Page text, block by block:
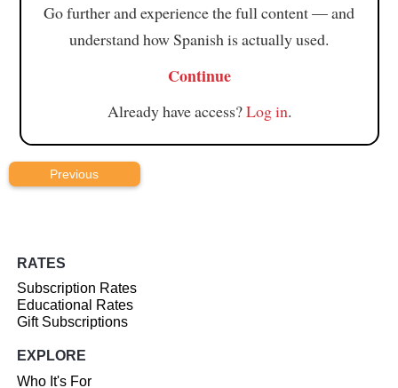
Go further and experience the full content — and
understand how Spanish is actually used.
Continue
Already have access?Log in.
Previous
RATES
Subscription Rates
Educational Rates
Gift Subscriptions
EXPLORE
Who It's For